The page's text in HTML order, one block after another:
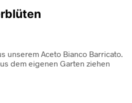
unserem Aceto Bianco Barricato.
dem eigenen Garten ziehen